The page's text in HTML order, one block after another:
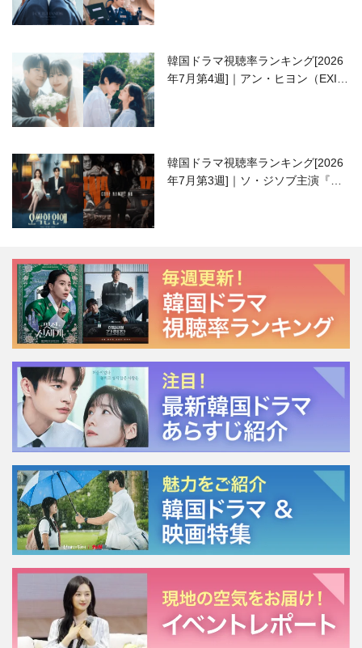
韓国ドラマ視聴率ランキング[2026
年7月第4週]｜アン・ヒヨン（EXID
韓国ドラマ視聴率ランキング[2026
年7月第3週]｜ソ・ジソブ主演『エ